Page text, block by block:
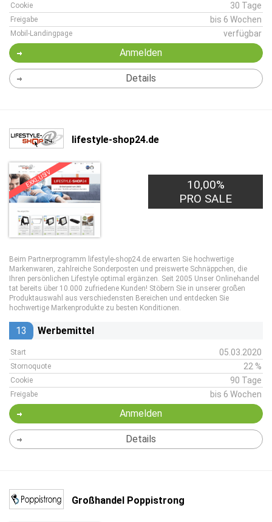
Cookie 30 Tage
Freigabe bis 6 Wochen
Mobil-Landingpage verfügbar
Anmelden
Details
lifestyle-shop24.de
EXKLUSIV
10,00%
PRO SALE
Beim Partnerprogramm lifestyle-shop24.de erwarten Sie hochwertige
Markenwaren, zahlreiche Sonderposten und preiswerte Schnäppchen, die
Ihren persönlichen Lifestyle optimal ergänzen. Seit 2005 Unser Onlinehandel
tat bereits über 10.000 zufriedene Kunden! Stöbern Sie in unserer großen
Produktauswahl aus verschiedensten Bereichen und entdecken Sie
hochwertige Markenprodukte zu besten Konditionen.
13 Werbemittel
Start 05.03.2020
Stornoquote 22 %
Cookie 90 Tage
Freigabe bis 6 Wochen
Anmelden
Details
Großhandel Poppistrong